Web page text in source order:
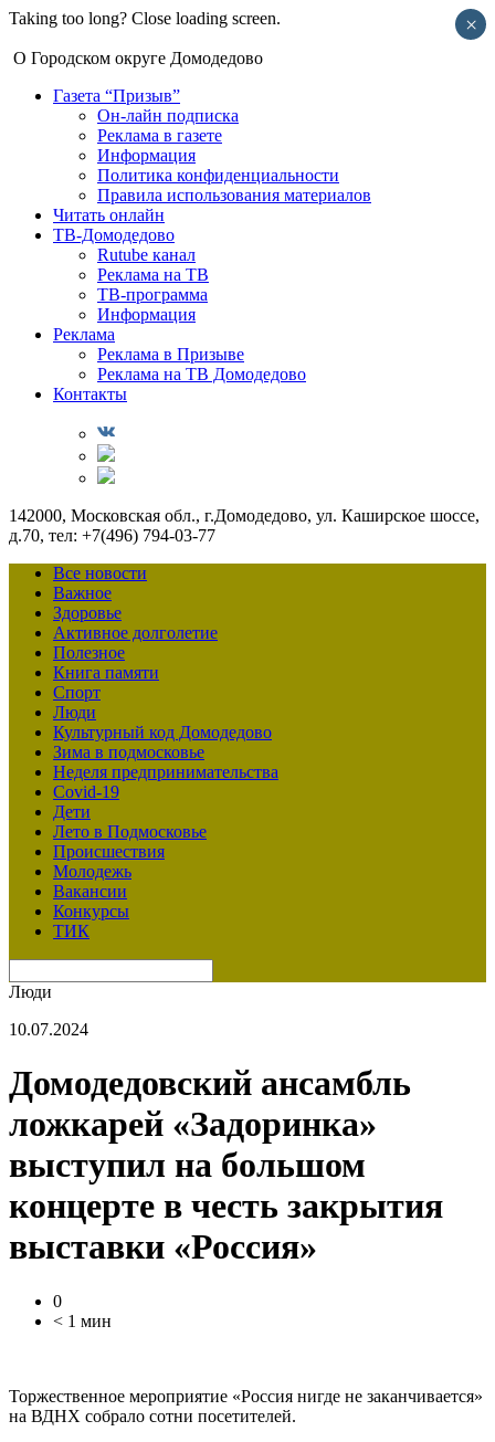
Taking too long? Close loading screen.
О Городском округе Домодедово
Газета “Призыв”
Он-лайн подписка
Реклама в газете
Информация
Политика конфиденциальности
Правила использования материалов
Читать онлайн
ТВ-Домодедово
Rutube канал
Реклама на ТВ
ТВ-программа
Информация
Реклама
Реклама в Призыве
Реклама на ТВ Домодедово
Контакты
142000, Московская обл., г.Домодедово, ул. Каширское шоссе,
д.70, тел: +7(496) 794-03-77
Все новости
Важное
Здоровье
Активное долголетие
Полезное
Книга памяти
Спорт
Люди
Культурный код Домодедово
Зима в подмосковье
Неделя предпринимательства
Covid-19
Дети
Лето в Подмосковье
Происшествия
Молодежь
Вакансии
Конкурсы
ТИК
Люди
10.07.2024
Домодедовский ансамбль
ложкарей «Задоринка»
выступил на большом
концерте в честь закрытия
выставки «Россия»
0
< 1 мин
Торжественное мероприятие «Россия нигде не заканчивается»
на ВДНХ собрало сотни посетителей.
×